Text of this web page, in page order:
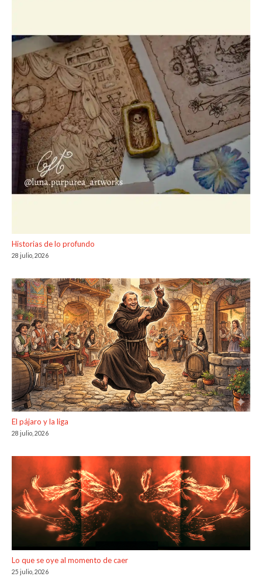
Historias de lo profundo
28 julio, 2026
El pájaro y la liga
28 julio, 2026
Lo que se oye al momento de caer
25 julio, 2026